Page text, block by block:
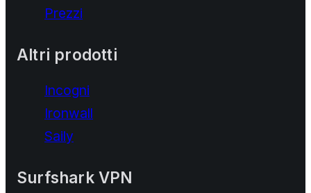
Prezzi
Altri prodotti
Incogni
Ironwall
Saily
Surfshark VPN